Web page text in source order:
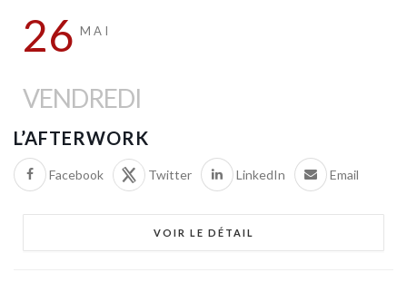
26 MAI
VENDREDI
L’AFTERWORK
Facebook Twitter LinkedIn Email
VOIR LE DÉTAIL